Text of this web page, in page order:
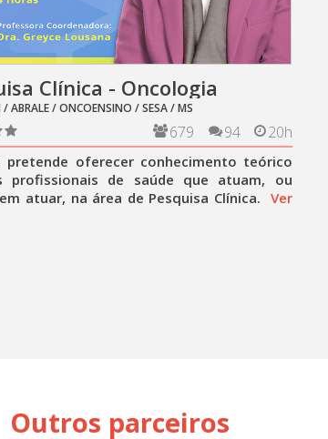
Clínica - Oncologia
/ ABRALE / ONCOENSINO / SESA / MS
20h
94
679
pretende oferecer conhecimento teórico
profissionais de saúde que atuam, ou
atuar, na área de Pesquisa Clínica. Ver
Outros parceiros